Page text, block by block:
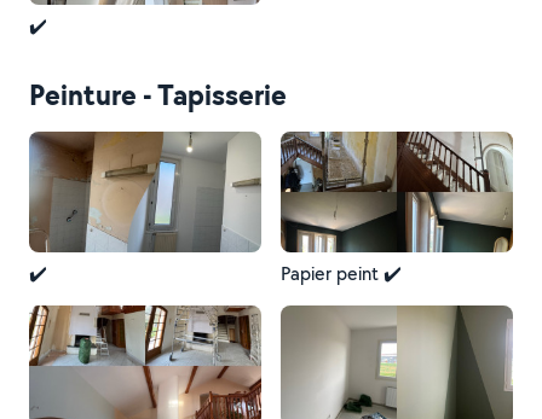
✔️
Peinture - Tapisserie
✔️ Papier peint ✔️